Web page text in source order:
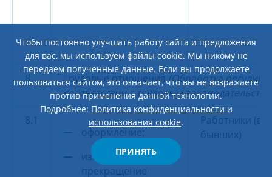
Чтобы постоянно улучшать работу сайта и предложения
для вас, мы используем файлы cookie. Мы никому не
передаем полученные данные. Если вы продолжаете
пользоваться сайтом, это означает, что вы не возражаете
против применения данной технологии.
Подробнее: Политика конфиденциальности и
использования cookie.
ПРИНЯТЬ
8 Трудовые отношения(Обработка
соответствии с трудовым
8.1
оформление;
изменение и
прекращение
Работники
бывших)